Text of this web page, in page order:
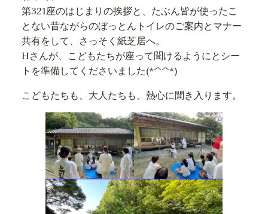
第321座のはじまりの挨拶と、たぶん皆が使ったこ
とない昔ながらのぼっとんトイレのご案内とマナー
共有をして、さっそく紙芝居へ。
Hさんが、こどもたちが座って聞けるようにとシー
トを準備してくださいました(*^^*)
こどもたちも、大人たちも、熱心に聞き入ります。